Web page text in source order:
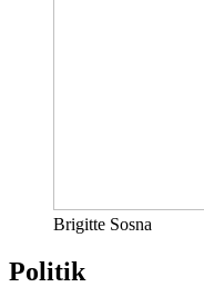
Brigitte Sosna
Politik